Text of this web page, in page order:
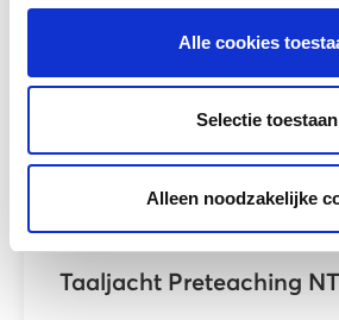
Alle cookies
Selectie toestaan
Alleen noodzakelijke
Gerelateerd
Taaljacht Preteaching